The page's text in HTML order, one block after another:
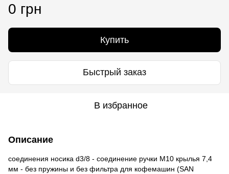
0 грн
Купить
Быстрый заказ
В избранное
Описание
соединения носика d3/8 - соединение ручки M10 крылья 7,4
мм - без пружины и без фильтра для кофемашин (SAN